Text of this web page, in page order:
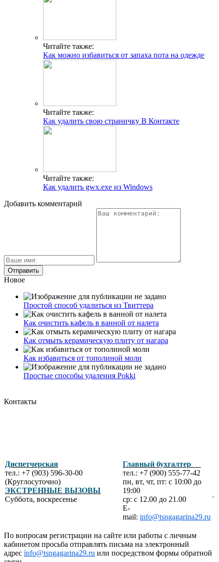
Читайте также:
Как можно избавиться от запаха пота на одежде
Читайте также:
Как удалить свою страничку В Контакте
Читайте также:
Как удалить gwx.exe из Windows
Добавить комментарий
Новое
Простой способ удалиться из Твиттера
Как очистить кафель в ванной от налета
Как отмыть керамическую плиту от нагара
Как избавиться от тополиной моли
Простые способы удаления Pokki
Контакты
Диспетчерская
тел.: +7 (903) 596-30-00
(Круглосуточно)
ЭКСТРЕННЫЕ ВЫЗОВЫ
Суббота, воскресенье
Главный бухгалтер
тел.: +7 (900) 555-77-42
пн, вт, чт, пт: с 10:00 до
19:00
ср: с 12.00 до 21.00
E-
mail: info@tsngagarina29.ru
.
По вопросам регистрации на сайте или работы с личным
кабинетом просьба отправлять письма на электронный
адрес info@tsngagarina29.ru или посредством формы обратной